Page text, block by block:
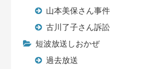
山本美保さん事件
古川了子さん訴訟
短波放送しおかぜ
過去放送